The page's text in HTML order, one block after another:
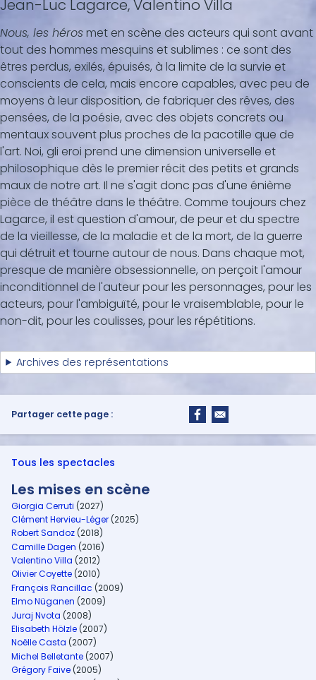
Jean-Luc Lagarce, Valentino Villa
Nous, les hérosmet en scène des acteurs qui sont avant
tout des hommes mesquins et sublimes : ce sont des
êtres perdus, exilés, épuisés, à la limite de la survie et
conscients de cela, mais encore capables, avec peu de
moyens à leur disposition, de fabriquer des rêves, des
pensées, de la poésie, avec des objets concrets ou
mentaux souvent plus proches de la pacotille que de
l'art. Noi, gli eroi prend une dimension universelle et
philosophique dès le premier récit des petits et grands
maux de notre art. Il ne s'agit donc pas d'une énième
pièce de théâtre dans le théâtre. Comme toujours chez
Lagarce, il est question d'amour, de peur et du spectre
de la vieillesse, de la maladie et de la mort, de la guerre
qui détruit et tourne autour de nous. Dans chaque mot,
presque de manière obsessionnelle, on perçoit l'amour
inconditionnel de l'auteur pour les personnages, pour les
acteurs, pour l'ambiguïté, pour le vraisemblable, pour le
non-dit, pour les coulisses, pour les répétitions.
Archives des représentations
Partager cette page :
Tous les spectacles
Les mises en scène
Giorgia Cerruti (2027)
Clément Hervieu-Léger (2025)
Robert Sandoz (2018)
Camille Dagen (2016)
Valentino Villa (2012)
Olivier Coyette (2010)
François Rancillac (2009)
Elmo Nüganen (2009)
Juraj Nvota (2008)
Elisabeth Hölzle (2007)
Noëlle Casta (2007)
Michel Belletante (2007)
Grégory Faive (2005)